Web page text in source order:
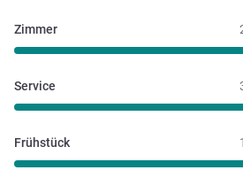
Zimmer
Service
Frühstück